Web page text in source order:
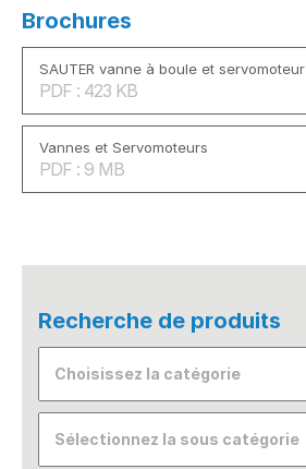
Brochures
SAUTER vanne à boule et servomoteur
PDF : 423 KB
Vannes et Servomoteurs
PDF : 9 MB
Recherche de produits